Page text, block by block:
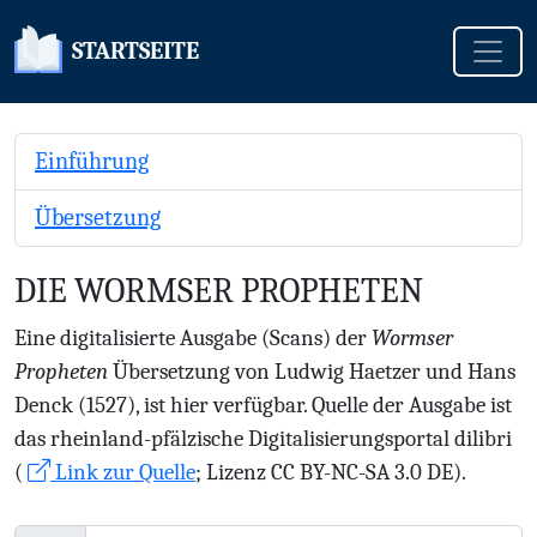
STARTSEITE
Einführung
Übersetzung
DIE WORMSER PROPHETEN
Eine digitalisierte Ausgabe (Scans) der Wormser
ProphetenÜbersetzung von Ludwig Haetzer und Hans
Denck (1527), ist hier verfügbar. Quelle der Ausgabe ist
das rheinland-pfälzische Digitalisierungsportal dilibri
(
Link zur Quelle; Lizenz CC BY-NC-SA 3.0 DE).